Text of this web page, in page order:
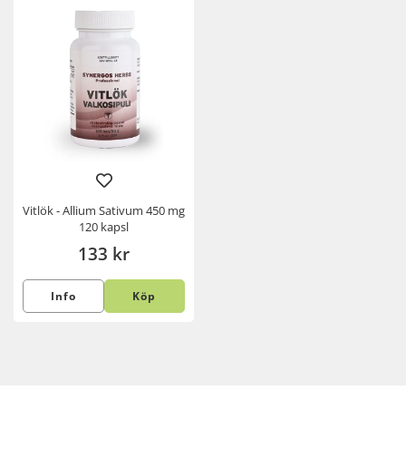
Vitlök - Allium Sativum 450 mg
120 kapsl
133 kr
Info Köp